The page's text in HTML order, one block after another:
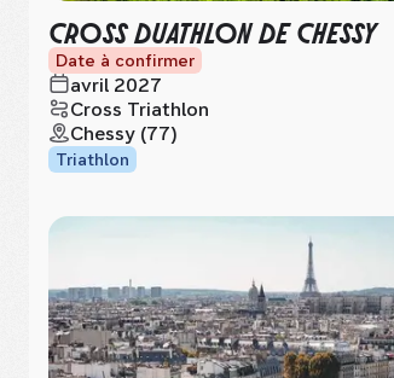
CROSS DUATHLON DE CHESSY
Date à confirmer
avril 2027
Cross Triathlon
Chessy (77)
Triathlon